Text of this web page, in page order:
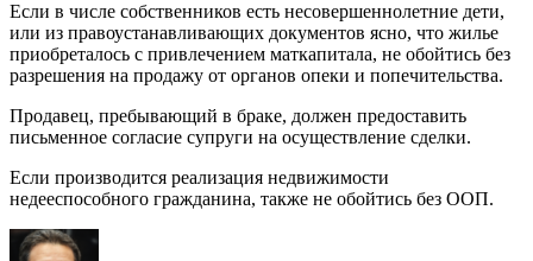
Если в числе собственников есть несовершеннолетние дети,
или из правоустанавливающих документов ясно, что жилье
приобреталось с привлечением маткапитала, не обойтись без
разрешения на продажу от органов опеки и попечительства.
Продавец, пребывающий в браке, должен предоставить
письменное согласие супруги на осуществление сделки.
Если производится реализация недвижимости
недееспособного гражданина, также не обойтись без ООП.